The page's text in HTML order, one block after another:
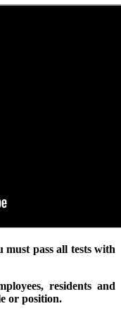
must pass all tests with
residents and
or position.